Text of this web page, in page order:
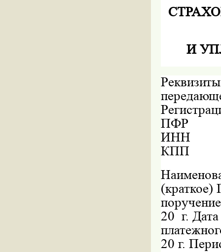
И
ПФР
ИНН
КПП
(краткое)
20 г.
20 г.